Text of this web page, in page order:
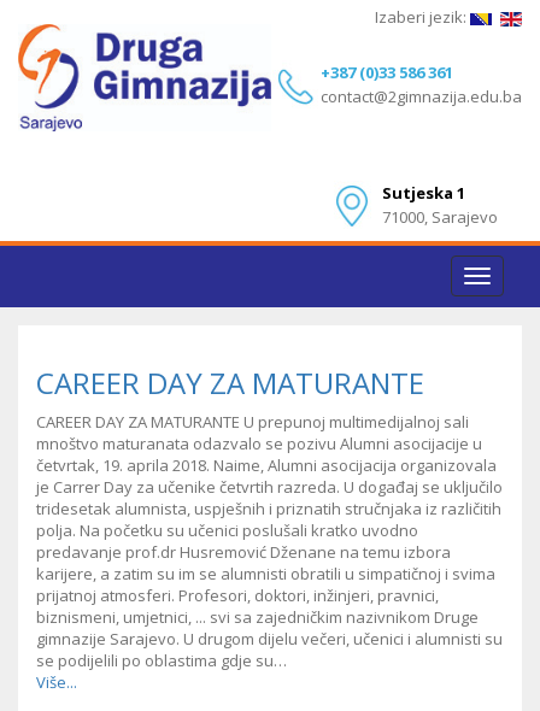
+387 (0)33 586 361
contact@2gimnazija.edu.ba
Sutjeska 1
71000, Sarajevo
Izaberi jezik:
Toggle
CAREER DAY ZA MATURANTE
CAREER DAY ZA MATURANTE U prepunoj multimedijalnoj sali
mnoštvo maturanata odazvalo se pozivu Alumni asocijacije u
četvrtak, 19. aprila 2018. Naime, Alumni asocijacija organizovala
je Carrer Day za učenike četvrtih razreda. U događaj se uključilo
tridesetak alumnista, uspješnih i priznatih stručnjaka iz različitih
polja. Na početku su učenici poslušali kratko uvodno
predavanje prof.dr Husremović Dženane na temu izbora
karijere, a zatim su im se alumnisti obratili u simpatičnoj i svima
prijatnoj atmosferi. Profesori, doktori, inžinjeri, pravnici,
biznismeni, umjetnici, ... svi sa zajedničkim nazivnikom Druge
gimnazije Sarajevo. U drugom dijelu večeri, učenici i alumnisti su
se podijelili po oblastima gdje su…
Više...